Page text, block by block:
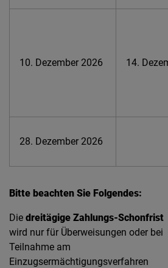
10. Dezember 2026 14.
28. Dezember 2026
Bitte beachten Sie Folgendes:
Die dreitägige Zahlungs-Schonfrist
wird nur für Überweisungen oder bei
Teilnahme am
Einzugsermächtigungsverfahren